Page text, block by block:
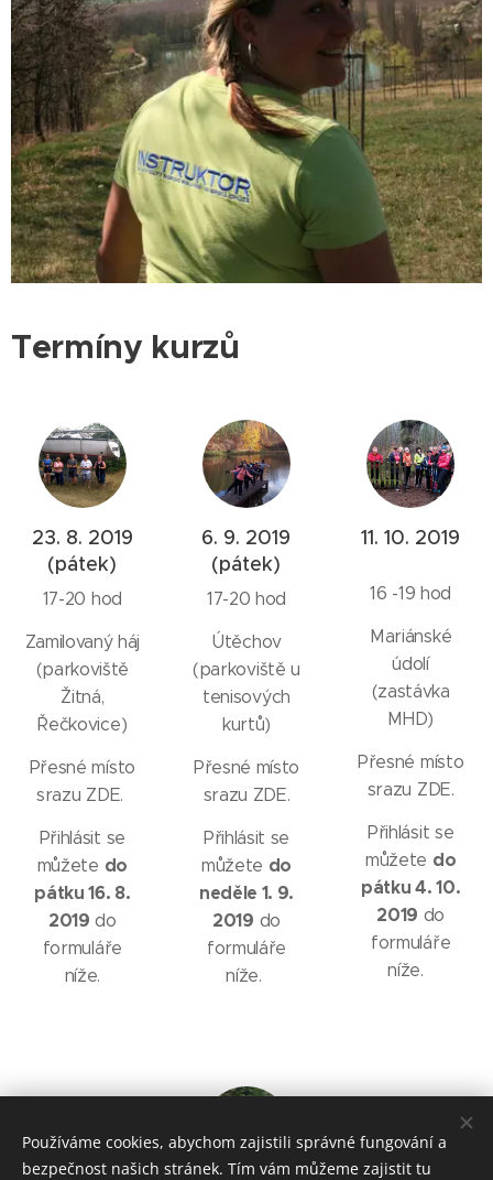
Termíny kurzů
23. 8. 2019
(pátek)
17-20 hod
Zamilovaný háj
(parkoviště
Žitná,
Řečkovice)
Přesné místo
srazu ZDE.
Přihlásit se
můžete do
pátku 16. 8.
2019 do
formuláře
níže.
6. 9. 2019
(pátek)
17-20 hod
Útěchov
(parkoviště u
tenisových
kurtů)
Přesné místo
srazu ZDE.
Přihlásit se
můžete do
neděle 1. 9.
2019 do
formuláře
níže.
11. 10. 2019
16 -19 hod
Mariánské
údolí
(zastávka
MHD)
Přesné místo
srazu ZDE.
Přihlásit se
můžete do
pátku 4. 10.
2019 do
formuláře
níže.
Používáme cookies, abychom zajistili správné fungování a
bezpečnost našich stránek. Tím vám můžeme zajistit tu